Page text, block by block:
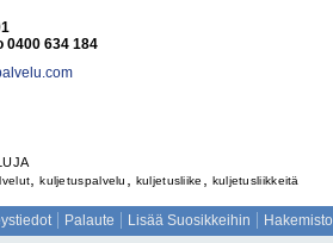
0400 634 184
,kuljetuspalvelu kuljetusliike kuljetusliikkeitä
Palaute Lisää Suosikkeihin Hakemisto